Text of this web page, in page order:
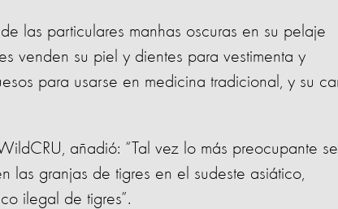
las particulares manhas oscuras en su pelaje
venden su piel y dientes para vestimenta y
para usarse en medicina tradicional, y su
añadió: “Tal vez lo más preocupante
las granjas de tigres en el sudeste asiático,
ilegal de tigres”.